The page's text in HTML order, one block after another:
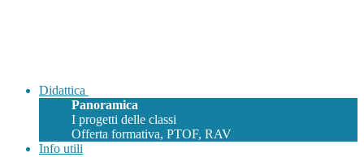
Didattica
Panoramica
I progetti delle classi
Offerta formativa, PTOF, RAV
Info utili